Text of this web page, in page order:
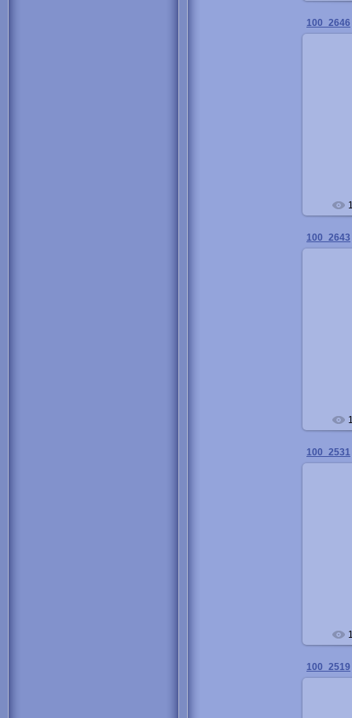
100_2646
100_2643
100_2531
100_2519